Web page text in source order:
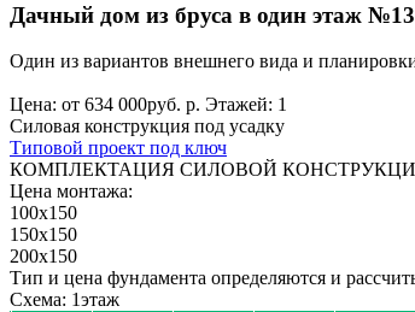
Дачный дом из бруса в один этаж
Один из вариантов внешнего вида и
Цена: от 634 000руб. р. Этажей: 1
Силовая конструкция под усадку
Типовой проект под ключ
КОМПЛЕКТАЦИЯ СИЛОВОЙ
Цена монтажа:
100x150
150x150
200x150
Тип и цена фундамента определяются и
Схема: 1этаж